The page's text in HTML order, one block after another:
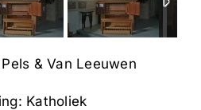
& Van Leeuwen
Katholiek